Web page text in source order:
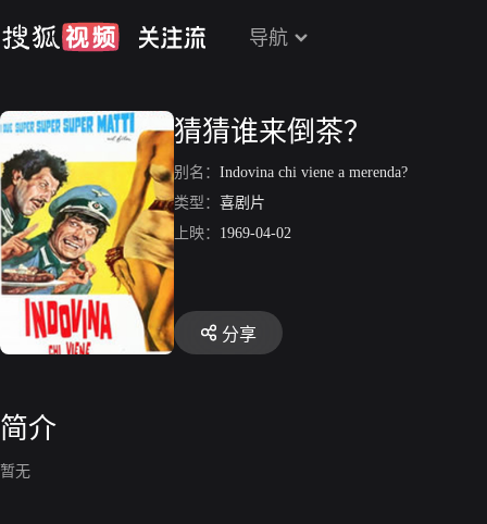
导航
猜猜谁来倒茶？
别名： Indovina chi viene a merenda?
类型： 喜剧片
上映： 1969-04-02
分享
简介
暂无